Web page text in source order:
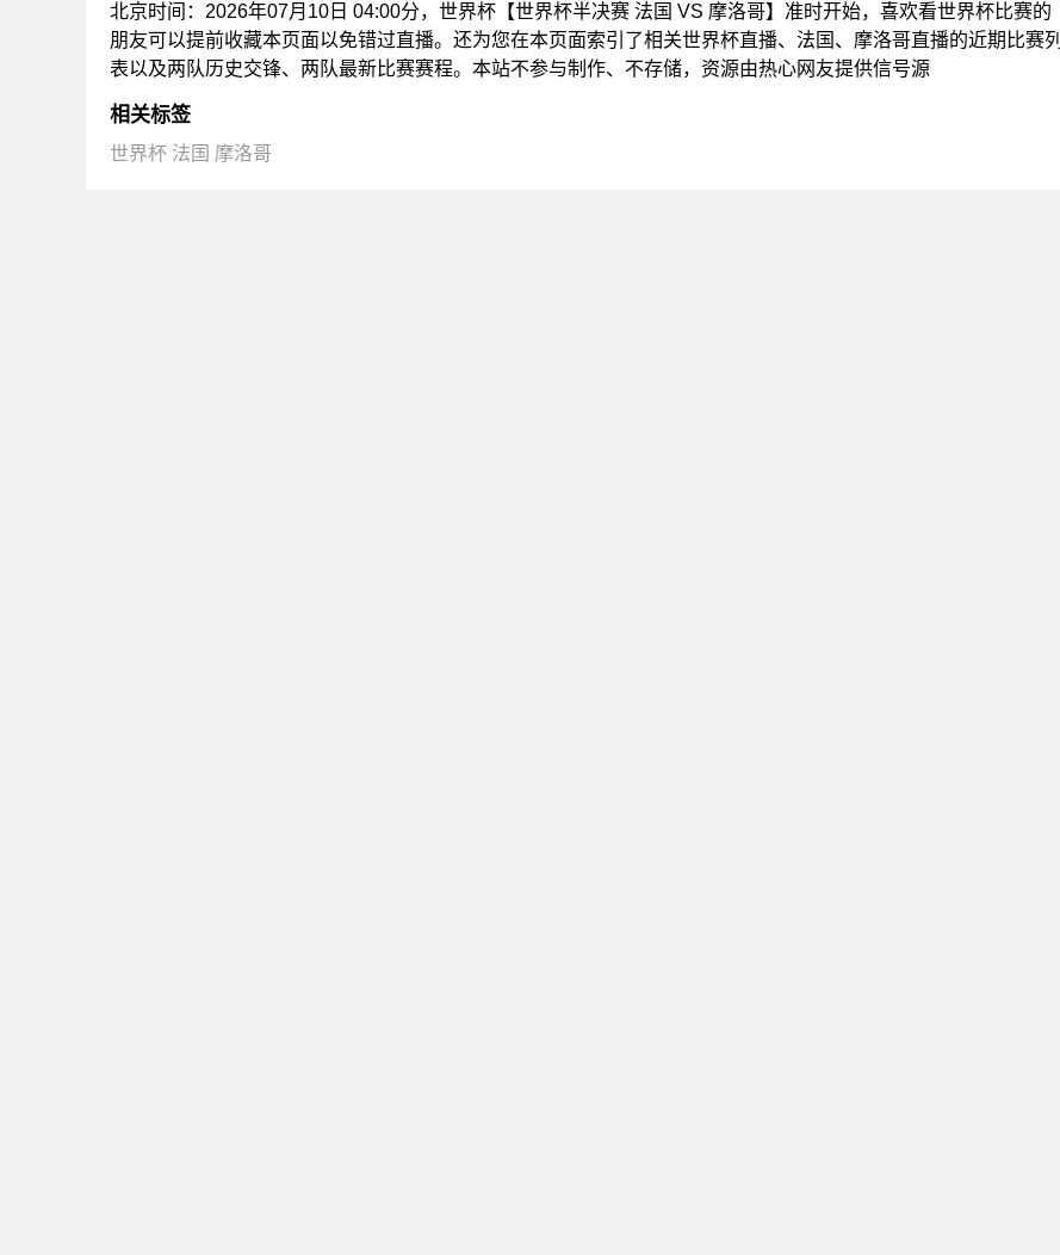
北京时间：2026年07月10日 04:00分，世界杯【世界杯半决赛 法国 VS 摩洛哥】准时开始，喜欢看世界杯比赛的
朋友可以提前收藏本页面以免错过直播。还为您在本页面索引了相关世界杯直播、法国、摩洛哥直播的近期比赛列
表以及两队历史交锋、两队最新比赛赛程。本站不参与制作、不存储，资源由热心网友提供信号源
相关标签
世界杯 法国 摩洛哥